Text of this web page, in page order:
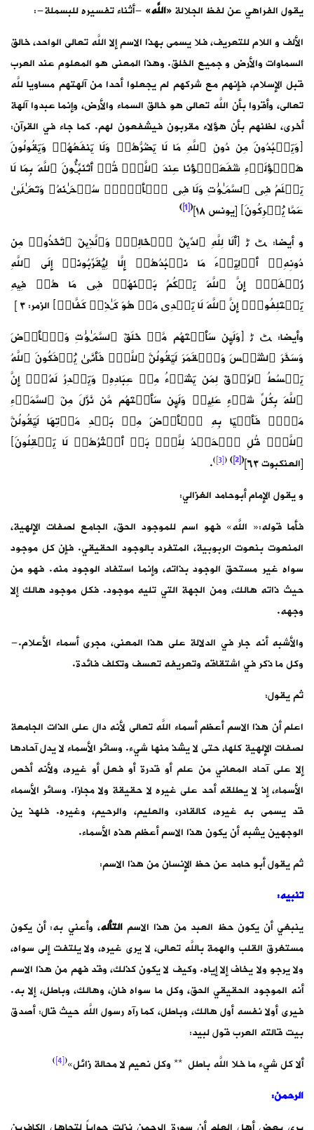
يقول الفراهي عن لفظ الجلالة«اللَّه» -أثناء تفسيره للبسملة-:
الألف و اللام للتعريف، فلا يسمى بهذا الاسم إلا اللَّه تعالى الواحد، خالق
السماوات والأرض و جميع الخلق. وهذا المعنى هو المعلوم عند العرب
قبل الإسلام، فإنهم مع شركهم لم يجعلوا أحدا من آلهتهم مساويا للَّه
تعالى، وأقروا بأن اللَّه تعالى هو خالق السماء والأرض، وإنما عبدوا آلهة
أخرى، لظنهم بأن هؤلاء مقربون فيشفعون لهم. كما جاء في القرآن:
﴿وَیَعۡبُدُونَ مِن دُونِ ٱللَّهِ مَا لَا یَضُرُّهُمۡ وَلَا یَنفَعُهُمۡ وَیَقُولُونَ
هَـٰۤؤُلَاۤءِ شُفَعَـٰۤؤُنَا عِندَ ٱللَّهِۚ قُلۡ أَتُنَبِّـُٔونَ ٱللَّهَ بِمَا لَا
یَعۡلَمُ فِی ٱلسَّمَـٰوَ ٰ⁠تِ وَلَا فِی ٱلۡأَرۡضِۚ سُبۡحَـٰنَهُۥ وَتَعَـٰلَىٰ
عَمَّا یُشۡرِكُونَ﴾ [يونس ١٨]
(
[1]
)
و أيضا: ﭧ ﭨ ﴿أَلَا لِلَّهِ ٱلدِّینُ ٱلۡخَالِصُۚ وَٱلَّذِینَ ٱتَّخَذُوا۟ مِن
دُونِهِۦۤ أَوۡلِیَاۤءَ مَا نَعۡبُدُهُمۡ إِلَّا لِیُقَرِّبُونَاۤ إِلَى ٱللَّهِ
زُلۡفَىٰۤ إِنَّ ٱللَّهَ یَحۡكُمُ بَیۡنَهُمۡ فِی مَا هُمۡ فِیهِ
یَخۡتَلِفُونَۗ إِنَّ ٱللَّهَ لَا یَهۡدِی مَنۡ هُوَ كَـٰذِبࣱ كَفَّارࣱ﴾ الزمر: ٣ ]
وأيضا: ﭧ ﭨ ﴿وَلَىِٕن سَأَلۡتَهُم مَّنۡ خَلَقَ ٱلسَّمَـٰوَ ٰ⁠تِ وَٱلۡأَرۡضَ
وَسَخَّرَ ٱلشَّمۡسَ وَٱلۡقَمَرَ لَیَقُولُنَّ ٱللَّهُۖ فَأَنَّىٰ یُؤۡفَكُونَ ٱللَّهُ
یَبۡسُطُ ٱلرِّزۡقَ لِمَن یَشَاۤءُ مِنۡ عِبَادِهِۦ وَیَقۡدِرُ لَهُۥۤۚ إِنَّ
ٱللَّهَ بِكُلِّ شَیۡءٍ عَلِیمࣱ وَلَىِٕن سَأَلۡتَهُم مَّن نَّزَّلَ مِنَ ٱلسَّمَاۤءِ
مَاۤءࣰ فَأَحۡیَا بِهِ ٱلۡأَرۡضَ مِنۢ بَعۡدِ مَوۡتِهَا لَیَقُولُنَّ
ٱللَّهُۚ قُلِ ٱلۡحَمۡدُ لِلَّهِۚ بَلۡ أَكۡثَرُهُمۡ لَا یَعۡقِلُونَ﴾
[العنكبوت ٦٣]
(
[2]
)
(
[3]
)
.
و يقول الإمام أبوحامد الغزالي:
فأما قوله:« اللَّه» فهو اسم للموجود الحق، الجامع لصفات الإلهية،
المنعوت بنعوت الربوبية، المتفرد بالوجود الحقيقي. فإن كل موجود
سواه غير مستحق الوجود بذاته، وإنما استفاد الوجود منه. فهو من
حيث ذاته هالك، ومن الجهة التي تليه موجود. فكل موجود هالك إلا
وجهه.
والأشبه أنه جار في الدلالة على هذا المعنى، مجرى أسماء الأعلام.-
وكل ما ذكر في اشتقاقه وتعريفه تعسف وتكلف فائدة.
ثم يقول:
اعلم أن هذا الاسم أعظم أسماء اللَّه تعالى لأنه دال على الذات الجامعة
لصفات الإلهية كلها، حتى لا يشذ منها شيء. وسائر الأسماء لا يدل آحادها
إلا على آحاد المعاني من علم أو قدرة أو فعل أو غيره، ولأنه أخص
الأسماء، إذ لا يطلقه أحد على غيره لا حقيقة ولا مجازا. وسائر الأسماء
قد يسمى به غيره، كالقادر، والعليم، والرحيم، وغيره. فلهذ ين
الوجهين يشبه أن يكون هذا الاسم أعظم هذه الأسماء.
ثم يقول أبو حامد عن حظ الإنسان من هذا الاسم:
تنبيه:
ينبغي أن يكون حظ العبد من هذا الاسمالتأله، وأعني به: أن يكون
مستغرق القلب والهمة باللَّه تعالى، لا يرى غيره، ولا يلتفت إلى سواه،
ولا يرجو ولا يخاف إلا إياه. وكيف لا يكون كذلك، وقد فهم من هذا الاسم
أنه الموجود الحقيقي الحق، وكل ما سواه فان، وهالك، وباطل، إلا به.
فيرى أولا نفسه أول هالك، وباطل، كما رآه رسول اللَّه حيث قال: أصدق
بيت قالته العرب قول لبيد:
ألا كل شيء ما خلا اللَّه باطل ** وكل نعيم لا محالة زائل»(
[4]
)
الرحمن: